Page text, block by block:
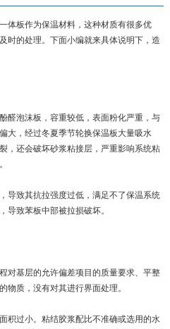
体板作为保温材料，这种材质有很多优
时的处理。下面小编就来具体说明下，造
泡沫板，容重较低，表面粉化严重，与
大，经过冬夏季节轮换保温板大量吸水
，还会破坏砂浆粘接层，严重影响系统粘
致其抗拉强度过低，满足不了保温系统
导致苯板中部被拉损破坏。
基层的允许偏差项目的质量要求、平整
物质，没有对其进行界面处理。
过小。粘结胶浆配比不准确或选用的水